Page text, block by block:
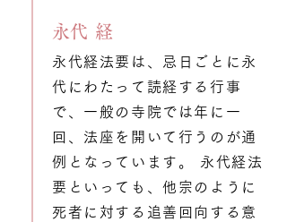
​永代経
永代経法要は、忌日ごとに永
代にわたって読経する行事
で、一般の寺院では年に一
回、法座を開いて行うのが通
例となっています。 永代経法
要といっても、他宗のように
死者に対する追善回向する意